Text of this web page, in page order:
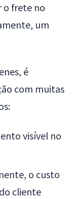
o frete no
um
é
com muitas
visível no
o custo
cliente